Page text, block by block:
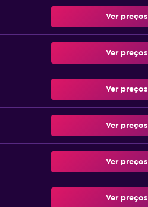
Ver preços
Ver preços
Ver preços
Ver preços
Ver preços
Ver preços